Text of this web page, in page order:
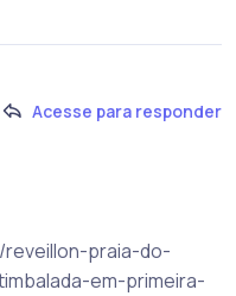
Acesse para responder
praia-do-
em-primeira-